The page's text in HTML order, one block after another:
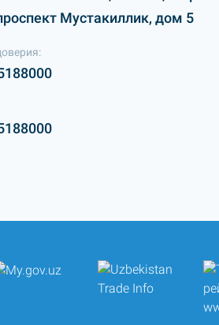
Мустакиллик, дом 5